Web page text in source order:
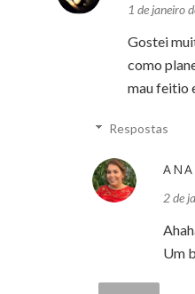
1 de janeiro
Gostei
como
mau feitio
Respostas
2 de
Um